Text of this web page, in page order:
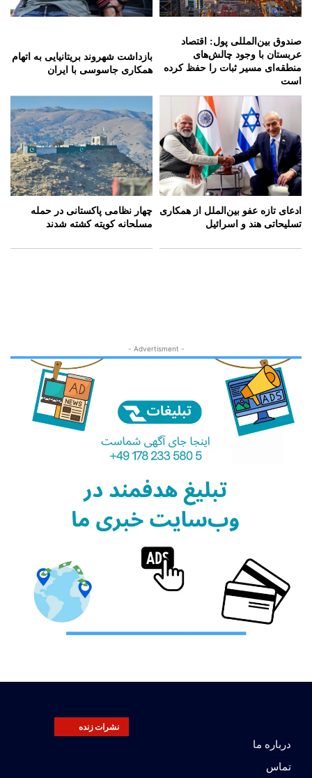
صندوق بین‌المللی پول: اقتصاد
عربستان با وجود چالش‌های
منطقه‌ای مسیر ثبات را حفظ کرده
است
بازداشت شهروند بریتانیایی به اتهام
همکاری جاسوسی با ایران
ادعای تازه عفو بین‌الملل از همکاری
تسلیحاتی هند و اسرائیل
چهار نظامی پاکستانی در حمله
مسلحانه کویته کشته شدند
- Advertisment -
نشرات زنده
درباره ما
تماس